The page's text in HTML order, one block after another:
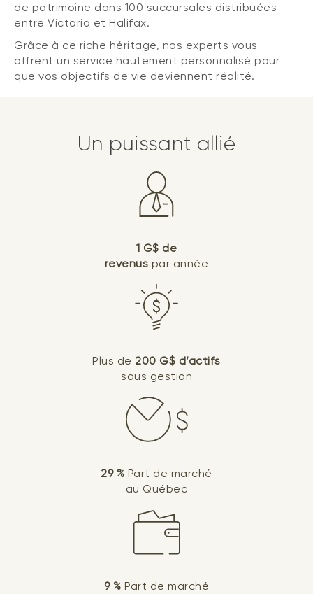
de patrimoine dans 100 succursales distribuées
entre Victoria et Halifax.
Grâce à ce riche héritage, nos experts vous
offrent un service hautement personnalisé pour
que vos objectifs de vie deviennent réalité.
Un puissant allié
1 G$ de
revenus par année
Plus de 200 G$ d’actifs
sous gestion
29 % Part de marché
au Québec
9 % Part de marché